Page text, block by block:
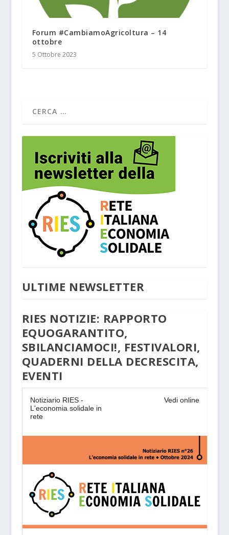
Forum #CambiamoAgricoltura – 14
ottobre
5 Ottobre 2023
ULTIME NEWSLETTER
RIES NOTIZIE: RAPPORTO
EQUOGARANTITO,
SBILANCIAMOCI!, FESTIVALORI,
QUADERNI DELLA DECRESCITA,
EVENTI